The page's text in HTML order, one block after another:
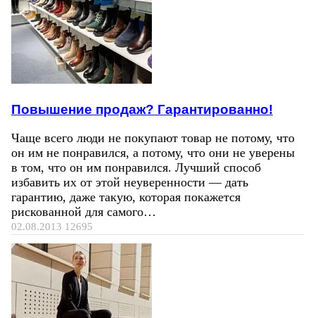
Повышение продаж? Гарантированно!
Чаще всего люди не покупают товар не потому, что
он им не понравился, а потому, что они не уверены
в том, что он им понравился. Лучший способ
избавить их от этой неуверенности — дать
гарантию, даже такую, которая покажется
рискованной для самого…
02.08.2013 12695